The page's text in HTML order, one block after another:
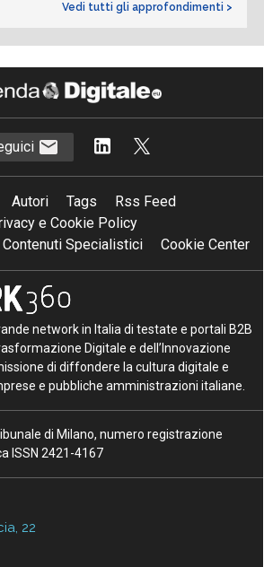
Vedi tutti gli approfondimenti >
Autori Tags
Rss Feed
e Cookie Policy
Specialistici
Cookie Center
network in Italia di testate e portali B2B
Digitale e dell’Innovazione
di diffondere la cultura digitale e
e pubbliche amministrazioni italiane.
di Milano, numero registrazione
ISSN 2421-4167
22